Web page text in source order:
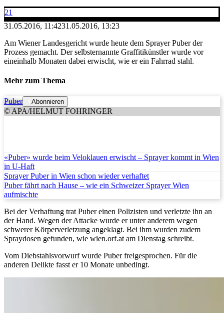
21
31.05.2016, 11:4231.05.2016, 13:23
Am Wiener Landesgericht wurde heute dem Sprayer Puber der
Prozess gemacht. Der selbsternannte Graffitikünstler wurde vor
eineinhalb Monaten dabei erwischt, wie er ein Fahrrad stahl.
Mehr zum Thema
Puber Abonnieren
© APA/HELMUT FOHRINGER
«Puber» wurde beim Veloklauen erwischt – Sprayer kommt in Wien
in U-Haft
Sprayer Puber in Wien schon wieder verhaftet
Puber fährt nach Hause – wie ein Schweizer Sprayer Wien
aufmischte
Bei der Verhaftung trat Puber einen Polizisten und verletzte ihn an
der Hand. Wegen der Attacke wurde er unter anderem wegen
schwerer Körperverletzung angeklagt. Bei ihm wurden zudem
Spraydosen gefunden, wie wien.orf.at am Dienstag schreibt.
Vom Diebstahlsvorwurf wurde Puber freigesprochen. Für die
anderen Delikte fasst er 10 Monate unbedingt.